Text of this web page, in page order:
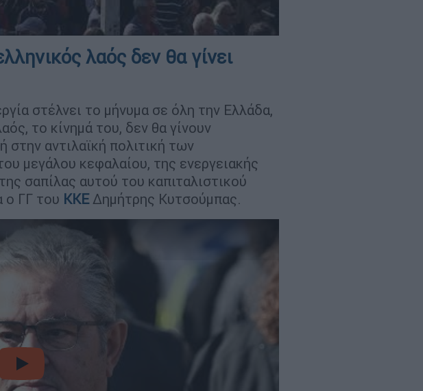
λαός δεν θα γίνει
στέλνει το μήνυμα σε όλη την Ελλάδα,
το κίνημά του, δεν θα γίνουν
στην αντιλαϊκή πολιτική των
μεγάλου κεφαλαίου, της ενεργειακής
σαπίλας αυτού του καπιταλιστικού
ο ΓΓ του ΚΚΕ Δημήτρης Κυτσούμπας.
video